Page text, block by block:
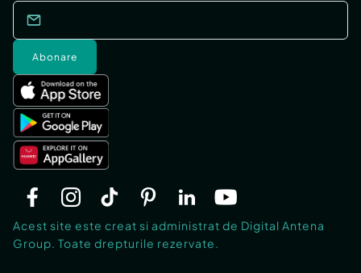
Abonare
Acest site este creat si administrat de Digital Antena
Group. Toate drepturile rezervate.